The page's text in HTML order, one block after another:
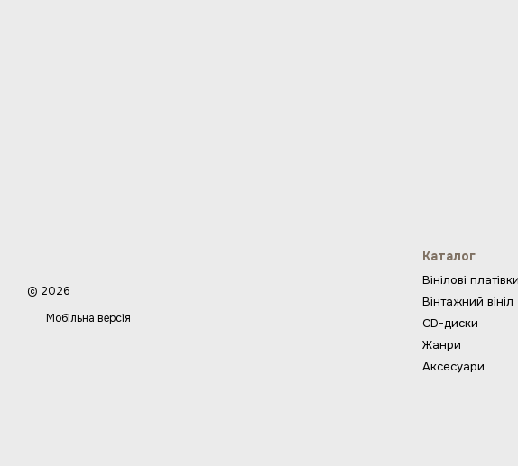
© 2026
Мобільна версія
Каталог
Вінілові платівки
Вінтажний вініл
CD-диски
Жанри
Аксесуари